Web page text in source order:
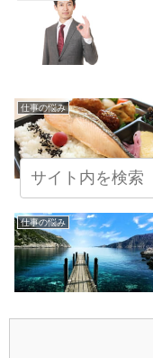
仕事の悩み
仕事の悩み